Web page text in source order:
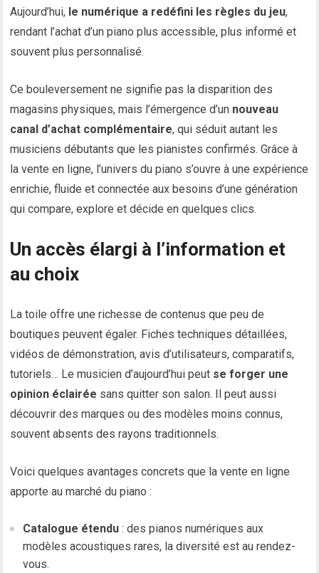
Aujourd’hui, le numérique a redéfini les règles du jeu,
rendant l’achat d’un piano plus accessible, plus informé et
souvent plus personnalisé.
Ce bouleversement ne signifie pas la disparition des
magasins physiques, mais l’émergence d’un nouveau
canal d’achat complémentaire, qui séduit autant les
musiciens débutants que les pianistes confirmés. Grâce à
la vente en ligne, l’univers du piano s’ouvre à une expérience
enrichie, fluide et connectée aux besoins d’une génération
qui compare, explore et décide en quelques clics.
Un accès élargi à l’information et
au choix
La toile offre une richesse de contenus que peu de
boutiques peuvent égaler. Fiches techniques détaillées,
vidéos de démonstration, avis d’utilisateurs, comparatifs,
tutoriels… Le musicien d’aujourd’hui peut se forger une
opinion éclairée sans quitter son salon. Il peut aussi
découvrir des marques ou des modèles moins connus,
souvent absents des rayons traditionnels.
Voici quelques avantages concrets que la vente en ligne
apporte au marché du piano :
Catalogue étendu : des pianos numériques aux
modèles acoustiques rares, la diversité est au rendez-
vous.